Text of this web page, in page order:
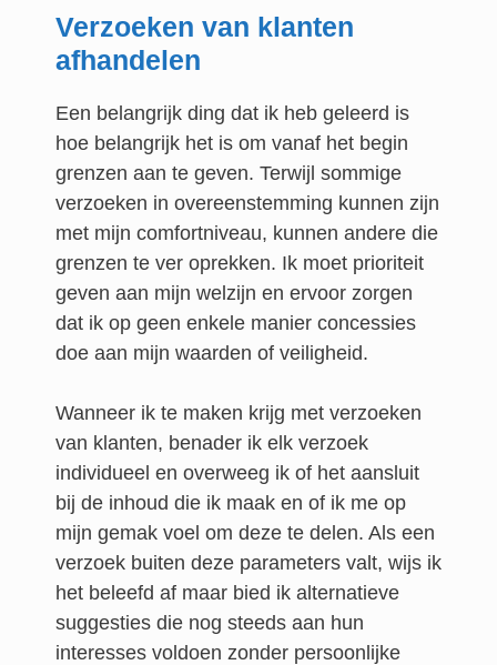
Verzoeken van klanten
afhandelen
Een belangrijk ding dat ik heb geleerd is
hoe belangrijk het is om vanaf het begin
grenzen aan te geven. Terwijl sommige
verzoeken in overeenstemming kunnen zijn
met mijn comfortniveau, kunnen andere die
grenzen te ver oprekken. Ik moet prioriteit
geven aan mijn welzijn en ervoor zorgen
dat ik op geen enkele manier concessies
doe aan mijn waarden of veiligheid.
Wanneer ik te maken krijg met verzoeken
van klanten, benader ik elk verzoek
individueel en overweeg ik of het aansluit
bij de inhoud die ik maak en of ik me op
mijn gemak voel om deze te delen. Als een
verzoek buiten deze parameters valt, wijs ik
het beleefd af maar bied ik alternatieve
suggesties die nog steeds aan hun
interesses voldoen zonder persoonlijke